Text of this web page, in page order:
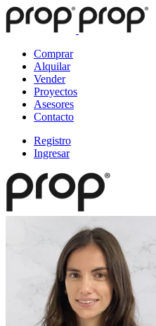
Comprar
Alquilar
Vender
Proyectos
Asesores
Contacto
Registro
Ingresar